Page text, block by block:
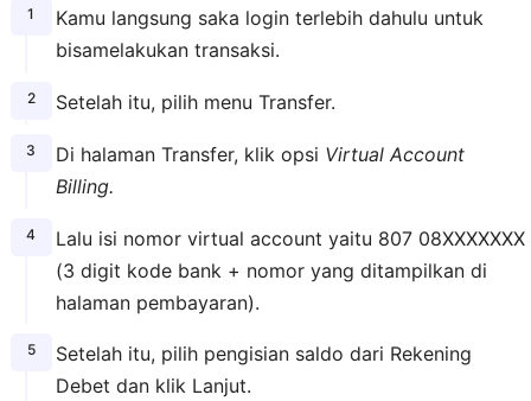
Kamu langsung saka login terlebih dahulu untuk
bisamelakukan transaksi.
Setelah itu, pilih menu Transfer.
Di halaman Transfer, klik opsi Virtual Account
Billing.
Lalu isi nomor virtual account yaitu 807 08XXXXXXX
(3 digit kode bank + nomor yang ditampilkan di
halaman pembayaran).
Setelah itu, pilih pengisian saldo dari Rekening
Debet dan klik Lanjut.